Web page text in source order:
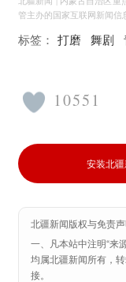
管主办的国家互联网新闻信
标签： 打磨 舞剧
10551
安装北
北疆新闻版权与免责声
一、凡本站中注明“来
均属北疆新闻所有，
接。